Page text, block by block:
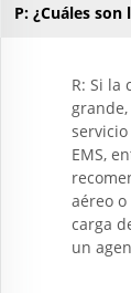
P: ¿Cuáles
R: Si la
servicio
EMS,
aéreo
carga
un